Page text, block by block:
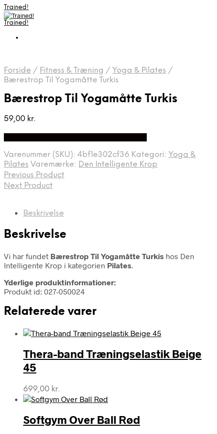
Trained!
Trained!
Forside / Fitness & Træning / Yoga & Pilates /
Bærestrop Til Yogamåtte Turkis
Bærestrop Til Yogamåtte Turkis
59,00 kr.
Varenummer (SKU): 4bf1e302cf36 Kategori: Yoga &
Pilates Varemærke: Den Intelligente Krop
Previous Product
Next Product
Beskrivelse
Beskrivelse
Vi har fundet Bærestrop Til Yogamåtte Turkis hos Den
Intelligente Krop i kategorien Pilates.
Yderlige produktinformationer:
Produkt id: 027-050024
Relaterede varer
Thera-band Træningselastik Beige
45
699,00 kr.
Softgym Over Ball Rød